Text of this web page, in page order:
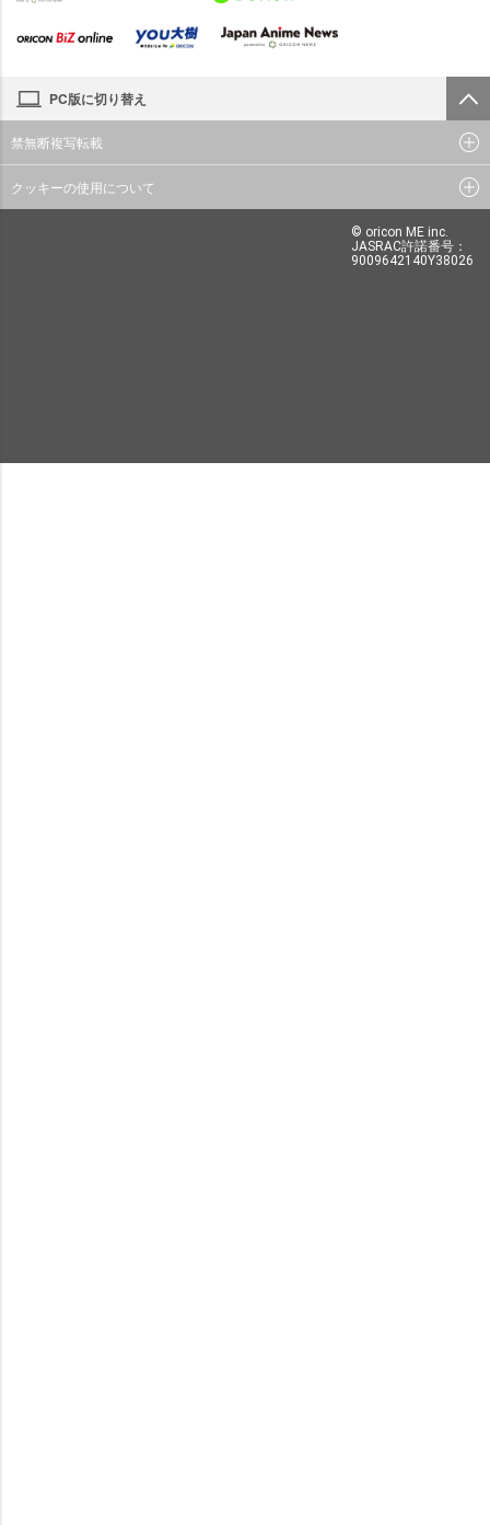
PC版に切り替え
禁無断複写転載
クッキーの使用について
© oricon ME inc.
JASRAC許諾番号：
9009642140Y38026